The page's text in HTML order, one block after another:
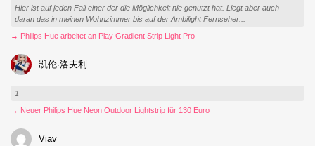
Hier ist auf jeden Fall einer der die Möglichkeit nie genutzt hat. Liegt aber auch
daran das in meinen Wohnzimmer bis auf der Ambilight Fernseher...
→ Philips Hue arbeitet an Play Gradient Strip Light Pro
凯伦·洛夫利
1
→ Neuer Philips Hue Neon Outdoor Lightstrip für 130 Euro
Viav